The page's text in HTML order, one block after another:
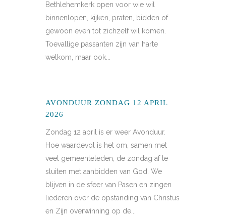
Bethlehemkerk open voor wie wil
binnenlopen, kijken, praten, bidden of
gewoon even tot zichzelf wil komen.
Toevallige passanten zijn van harte
welkom, maar ook...
AVONDUUR ZONDAG 12 APRIL
2026
Zondag 12 april is er weer Avonduur.
Hoe waardevol is het om, samen met
veel gemeenteleden, de zondag af te
sluiten met aanbidden van God. We
blijven in de sfeer van Pasen en zingen
liederen over de opstanding van Christus
en Zijn overwinning op de...